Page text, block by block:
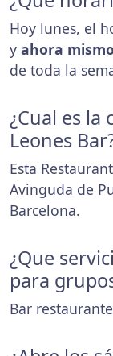
Hoy lunes, el
y ahora
de toda la
¿Cual es la
Leones
Esta
Avinguda de
Barcelona.
¿Que
para
Bar